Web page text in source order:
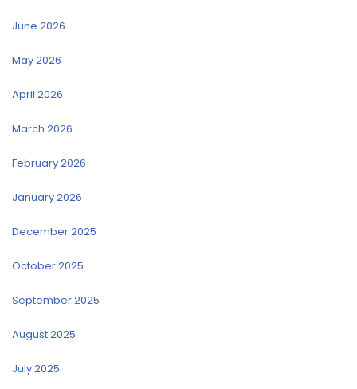
June 2026
May 2026
April 2026
March 2026
February 2026
January 2026
December 2025
October 2025
September 2025
August 2025
July 2025